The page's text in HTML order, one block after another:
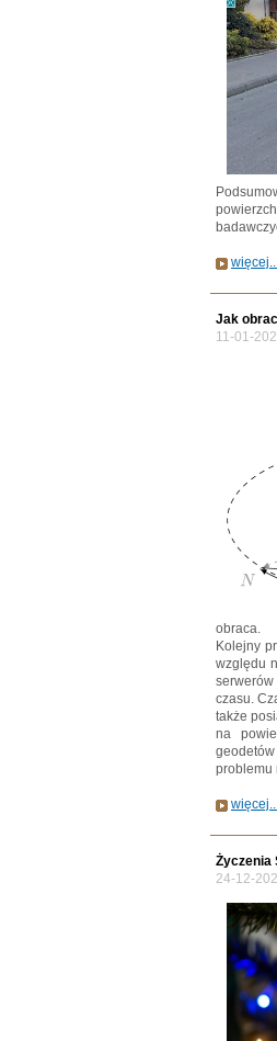
Jak
11-01-
obraca.
Kolejny
względu
czasu.
także
na
problemu
Życzenia
24-12-